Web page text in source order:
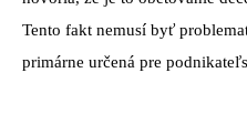
Tento fakt nemusí byť
primárne určená pre